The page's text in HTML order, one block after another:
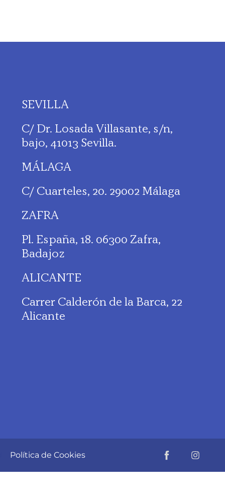
SEVILLA
C/ Dr. Losada Villasante, s/n,
bajo, 41013 Sevilla.
MÁLAGA
C/ Cuarteles, 20. 29002 Málaga
ZAFRA
Pl. España, 18. 06300 Zafra,
Badajoz
ALICANTE
Carrer Calderón de la Barca, 22
Alicante
Política de Cookies